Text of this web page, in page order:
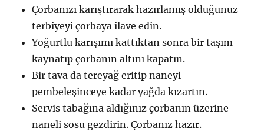
Çorbanızı karıştırarak hazırlamış olduğunuz
terbiyeyi çorbaya ilave edin.
Yoğurtlu karışımı kattıktan sonra bir taşım
kaynatıp çorbanın altını kapatın.
Bir tava da tereyağ eritip naneyi
pembeleşinceye kadar yağda kızartın.
Servis tabağına aldığınız çorbanın üzerine
naneli sosu gezdirin. Çorbanız hazır.